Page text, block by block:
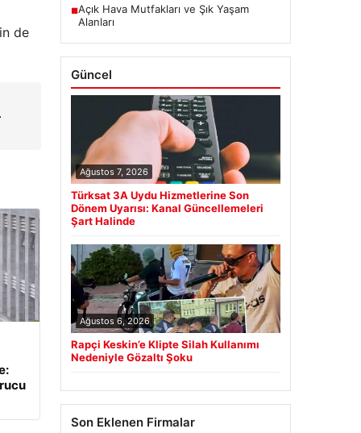
de
■Açık Hava Mutfakları ve Şık Yaşam
Alanları
Güncel
Ağustos 7, 2026
Türksat 3A Uydu Hizmetlerine Son
Dönem Uyarısı: Kanal Güncellemeleri
Şart Halinde
Ağustos 6, 2026
Rapçi Keskin’e Klipte Silah Kullanımı
Nedeniyle Gözaltı Şoku
Son Eklenen Firmalar